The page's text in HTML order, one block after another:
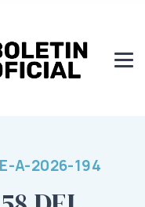
A-2026-194